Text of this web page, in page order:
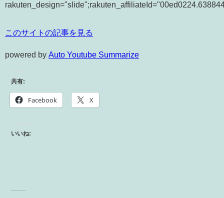
このサイトの記事を見る
powered by Auto Youtube Summarize
共有:
Facebook X
いいね: